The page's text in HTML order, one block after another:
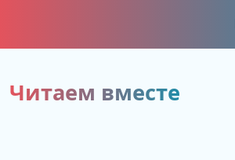
content
Читаем вместе